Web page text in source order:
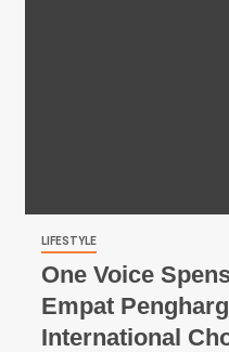
LIFESTYLE
One Voice
Empat
International